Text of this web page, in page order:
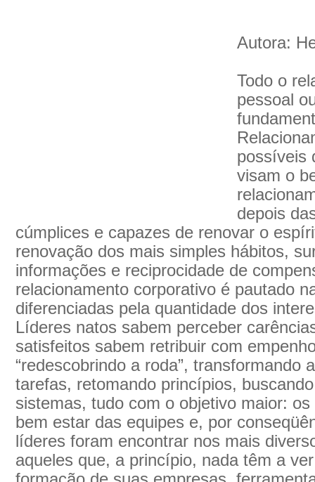
Autora:
Todo o
pessoal
possíveis
visam o
depois
cúmplices e capazes de renovar o
renovação dos mais simples hábitos,
informações e reciprocidade de
relacionamento corporativo é pautado
diferenciadas pela quantidade dos
Líderes natos sabem perceber
satisfeitos sabem retribuir com
“redescobrindo a roda”, transformando
tarefas, retomando princípios,
sistemas, tudo com o objetivo maior:
bem estar das equipes e, por
líderes foram encontrar nos mais
aqueles que, a princípio, nada têm a